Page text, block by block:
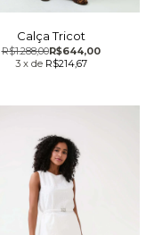
Calça Tricot
R$644,00
R$1.288,00
3 x de R$214,67